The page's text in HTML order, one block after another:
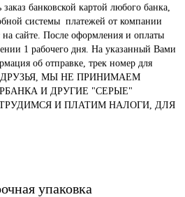
банковской картой любого банка,
системы платежей от компании
сайте. После оформления и оплаты
1 рабочего дня. На указанный Вами
об отправке, трек номер для
) ДРУЗЬЯ, МЫ НЕ ПРИНИМАЕМ
И ДРУГИЕ "СЕРЫЕ"
И ПЛАТИМ НАЛОГИ, ДЛЯ
упаковка